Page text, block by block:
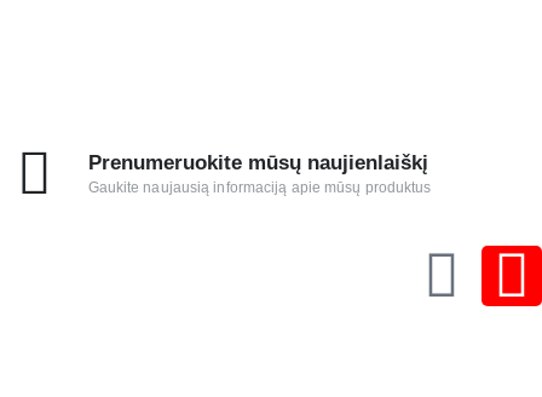
Prenumeruokite mūsų naujienlaiškį
Gaukite naujausią informaciją apie mūsų produktus